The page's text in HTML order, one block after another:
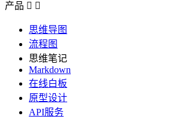
产品  
思维导图
流程图
思维笔记
Markdown
在线白板
原型设计
API服务